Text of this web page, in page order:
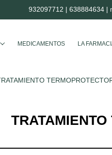
932097712 | 638884634|
MEDICAMENTOS LA